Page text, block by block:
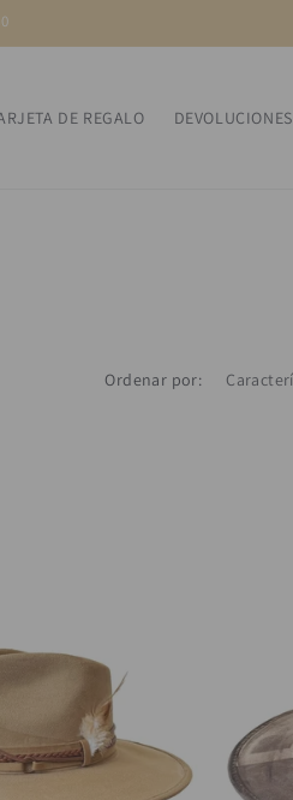
DE REGALO DEVOLUCIONES
Ordenar por: